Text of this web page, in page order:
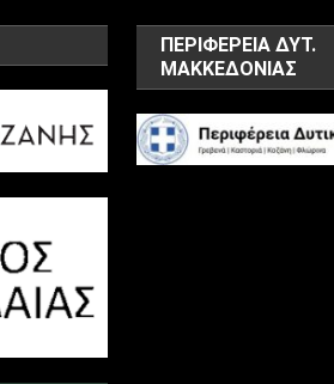
ΠΕΡΙΦΕΡΕΙΑ ΔΥΤ.
ΜΑΚΚΕΔΟΝΙΑΣ